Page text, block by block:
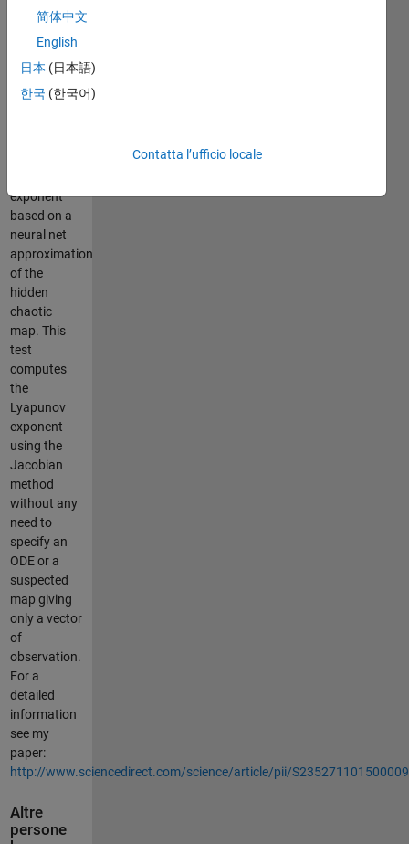
stochastic
or chaotic,
usually time
noise, so this
exponent
based on a
neural net
approximation
of the
hidden
chaotic
map. This
test
computes
the
Lyapunov
exponent
using the
Jacobian
method
without any
need to
specify an
ODE or a
suspected
map giving
only a vector
of
observation.
For a
detailed
information
see my
paper:
http://www.sciencedirect.com/science/article/pii/
Altre
persone
简体中文
English
日本 (日本語)
한국 (한국어)
Contatta l’ufficio locale